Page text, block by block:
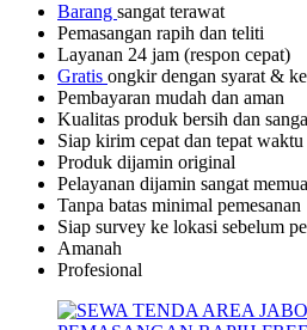
Barang sangat terawat
Pemasangan rapih dan teliti
Layanan 24 jam (respon cepat)
Gratis ongkir dengan syarat &
Pembayaran mudah dan aman
Kualitas produk bersih dan
Siap kirim cepat dan tepat waktu
Produk dijamin original
Pelayanan dijamin sangat
Tanpa batas minimal pemesanan
Siap survey ke lokasi sebelum
Amanah
Profesional